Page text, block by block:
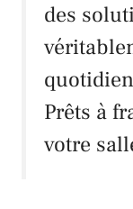
des
Prêts à
votre